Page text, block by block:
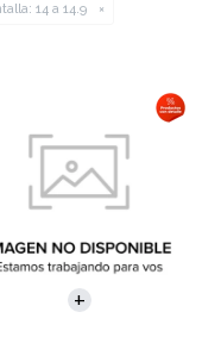
14 a 14.9
COMPARAR